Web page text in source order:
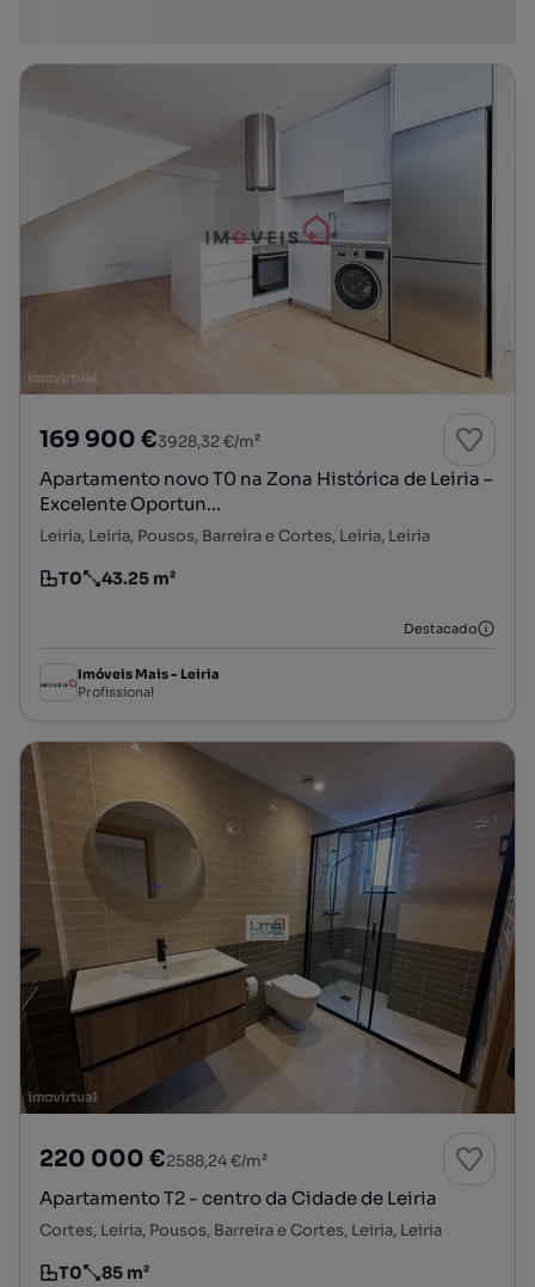
169 900 €3928,32 €/m²
Apartamento novo T0 na Zona Histórica de Leiria –
Excelente Oportun...
Leiria, Leiria, Pousos, Barreira e Cortes, Leiria, Leiria
Tipologia
T0
Preço por metro quadrado
43.25 m²
Destacado
Imóveis Mais - Leiria
Profissional
220 000 €2588,24 €/m²
Apartamento T2 - centro da Cidade de Leiria
Cortes, Leiria, Pousos, Barreira e Cortes, Leiria, Leiria
T0 85 m²